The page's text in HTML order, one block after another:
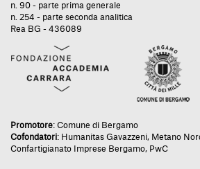
n. 90 - parte prima generale
n. 254 - parte seconda analitica
Rea BG - 436089
Promotore: Comune di Bergamo
Cofondatori: Humanitas Gavazzeni, Metano
Confartigianato Imprese Bergamo, PwC